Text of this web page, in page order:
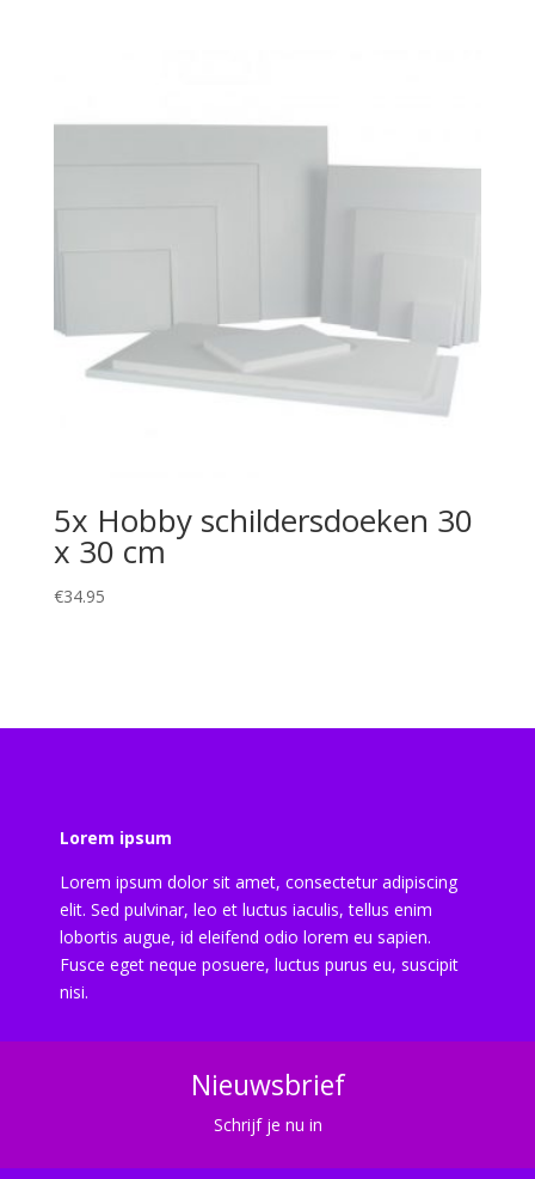
5x Hobby schildersdoeken 30
x 30 cm
€34.95
Lorem ipsum
Lorem ipsum dolor sit amet, consectetur adipiscing
elit. Sed pulvinar, leo et luctus iaculis, tellus enim
lobortis augue, id eleifend odio lorem eu sapien.
Fusce eget neque posuere, luctus purus eu, suscipit
nisi.
Nieuwsbrief
Schrijf je nu in